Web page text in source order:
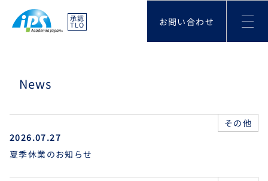
承認
TLO お問い合わせ
News
その他
2026.07.27
夏季休業のお知らせ